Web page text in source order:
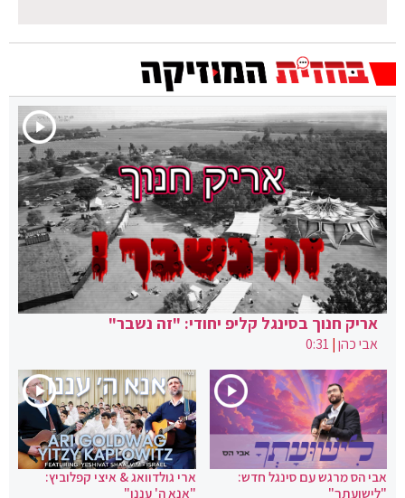
אריק חנוך בסינגל קליפ יחודי: "זה נשבר"
אבי כהן|
0:31
אבי הס מרגש עם סינגל חדש:
"לישועתך"
ארי גולדוואג & איצי קפלוביץ:
"אנא ה' עננו"